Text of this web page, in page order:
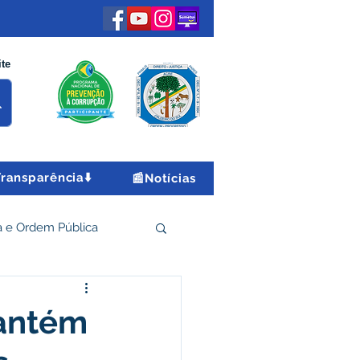
📰Notícias
e Ordem Pública
e Turismo